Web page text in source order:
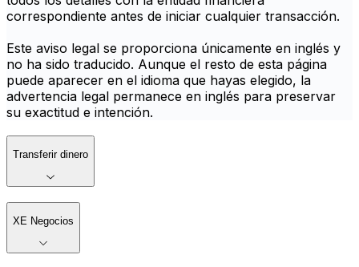
correspondiente antes de iniciar cualquier transacción.
Este aviso legal se proporciona únicamente en inglés y
no ha sido traducido. Aunque el resto de esta página
puede aparecer en el idioma que hayas elegido, la
advertencia legal permanece en inglés para preservar
su exactitud e intención.
Transferir dinero
XE Negocios